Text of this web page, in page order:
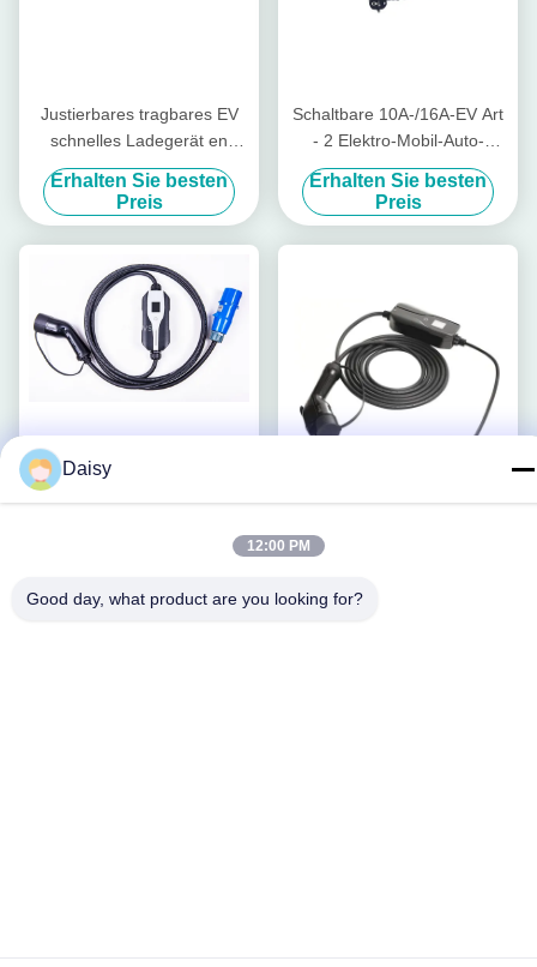
Justierbares tragbares EV
schnelles Ladegerät en
62752 EV Ladegerät 16A
Erhalten Sie besten
Preis
Schaltbare 10A-/16A-EV Art
- 2 Elektro-Mobil-Auto-
Ladegerät des Ladegerät-
EVSE
Erhalten Sie besten
Preis
Erhalten Sie besten
Iecs 62196-2 16A 5.5m
Erhalten Sie besten
Daisy
12:00 PM
Good day, what product are you looking for?